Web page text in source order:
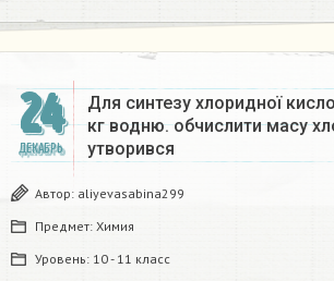
24
ДЕКАБРЬ
Для синтезу хлоридної
кг водню. обчислити масу
утворився​
Автор: aliyevasabina299
Предмет: Химия
Уровень: 10 - 11 класс